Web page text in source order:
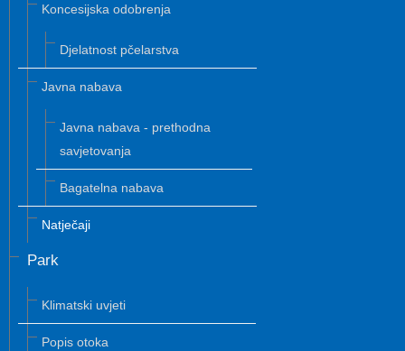
Koncesijska odobrenja
Djelatnost pčelarstva
Javna nabava
Javna nabava - prethodna
savjetovanja
Bagatelna nabava
Natječaji
Park
Klimatski uvjeti
Popis otoka